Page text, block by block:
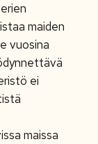
maiden
vuosina
ei
maissa